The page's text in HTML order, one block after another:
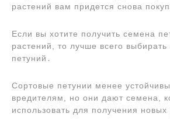
растений вам придется снова
Если вы хотите получить семена
растений, то лучше всего
петуний․
Сортовые петунии менее
вредителям, но они дают семена,
использовать для получения новых